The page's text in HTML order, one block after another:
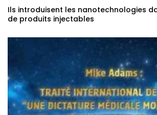
Ils introduisent les nanotechnologies
de produits injectables